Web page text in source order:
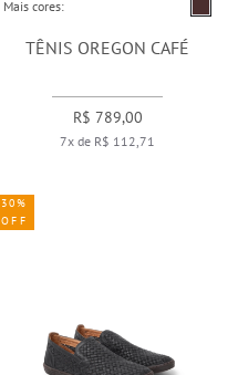
Mais cores:
TÊNIS OREGON CAFÉ
R$ 789,00
7x de R$ 112,71
30%
OFF